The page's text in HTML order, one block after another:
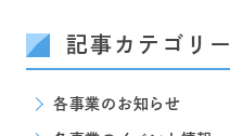
記事カテゴリー
各事業のお知らせ